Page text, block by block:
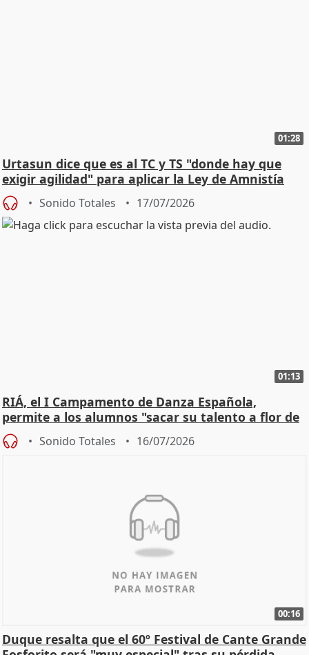
01:28
Urtasun dice que es al TC y TS "donde hay que
exigir agilidad" para aplicar la Ley de Amnistía
Sonido Totales 17/07/2026
01:13
RIÁ, el I Campamento de Danza Española,
permite a los alumnos "sacar su talento a flor de
piel"
Sonido Totales 16/07/2026
00:16
Duque resalta que el 60º Festival de Cante Grande